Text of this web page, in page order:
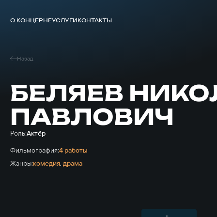
О КОНЦЕРНЕУСЛУГИКОНТАКТЫ
Назад
БЕЛЯЕВ
ПАВЛОВИЧ
Роль:Актёр
Фильмография:4 работы
Жанры:комедия,драма